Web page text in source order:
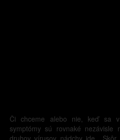
Či chceme alebo nie, keď sa
symptómy sú rovnaké